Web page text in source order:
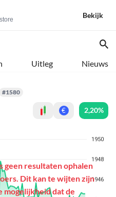
Bekijk
Uitleg Nieuws
#1580
€ 2,20%
geen resultaten ophalen
Dit kan te wijten zijn
mogelijkheid dat de